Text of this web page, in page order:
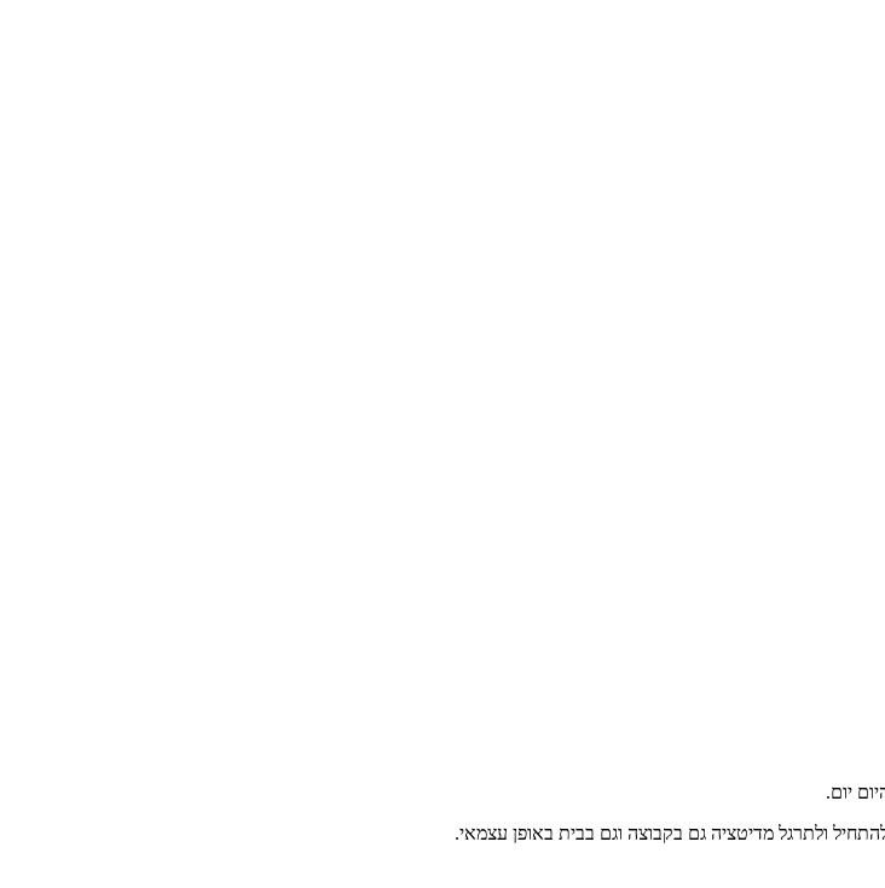
ולתרגל מדיטציה גם בקבוצה וגם בבית באופן עצמאי.